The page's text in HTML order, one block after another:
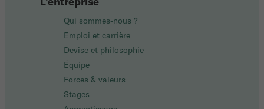
Qui sommes-nous ?
Emploi et carrière
Devise et philosophie
Équipe
Forces & valeurs
Stages